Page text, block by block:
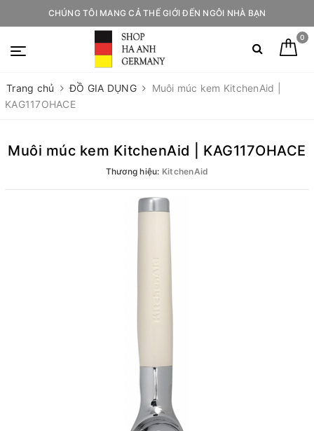
CHÚNG TÔI MANG CẢ THẾ GIỚI ĐẾN NGÔI NHÀ BẠN
0
Trang chủ ĐỒ GIA DỤNG
Muôi múc kem KitchenAid |
KAG117OHACE
Muôi múc kem KitchenAid | KAG117OHACE
Thương hiệu: KitchenAid